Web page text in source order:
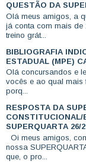
QUESTÃO DA
Olá meus amigos, a
já conta com mais de
treino grát...
BIBLIOGRAFIA
ESTADUAL (MPE)
Olá concursandos e
vocês e ao qual
porq...
RESPOSTA DA
CONSTITUCIONAL/
SUPERQUARTA 26/
Oi meus amigos,
nossa
que, o pro...